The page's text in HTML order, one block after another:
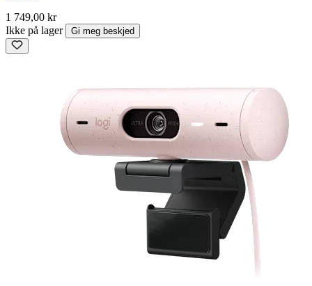
1 749,00 kr
Ikke på lager
Gi meg beskjed